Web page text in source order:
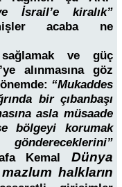
İsrail’e kiralık”
acaba ne
ve güç
alınmasına göz
“Mukaddes
bir çıbanbaşı
asla müsaade
bölgeyi korumak
Kemal Dünya
halkların